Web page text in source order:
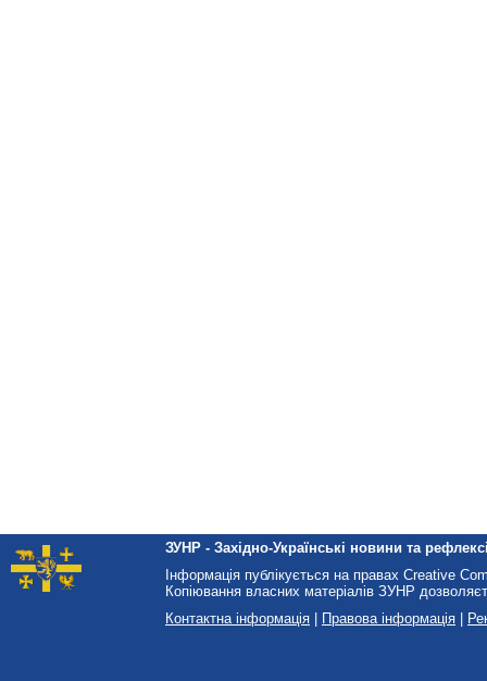
ЗУНР - Західно-Українські новини та
Інформація публікується на правах Creative
Копіювання власних матеріалів ЗУНР
Контактна інформація
Правова інформація